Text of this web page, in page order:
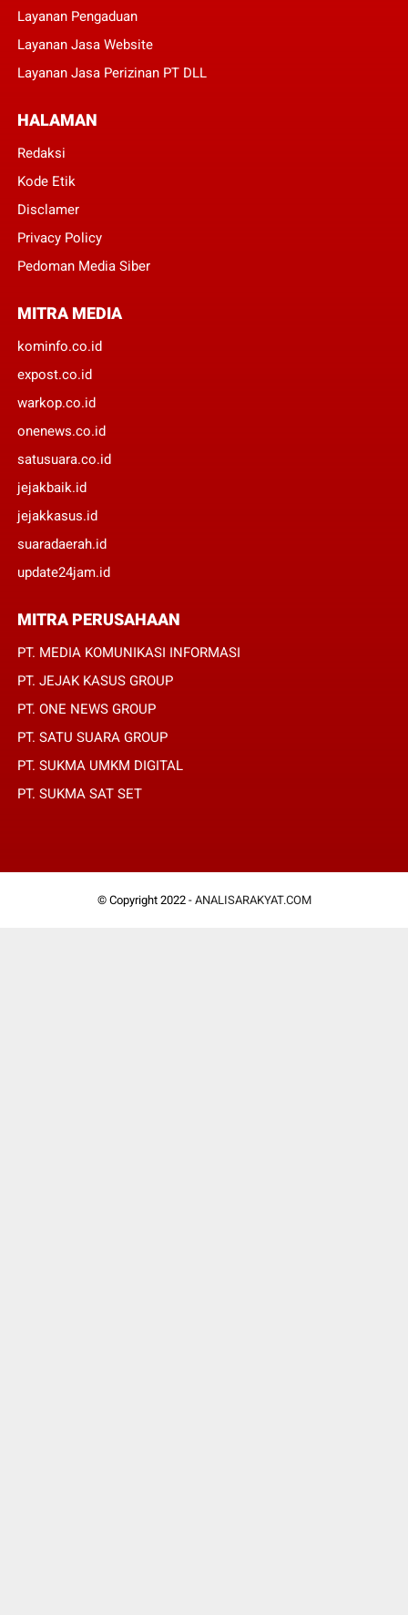
Layanan Pengaduan
Layanan Jasa Website
Layanan Jasa Perizinan PT DLL
HALAMAN
Redaksi
Kode Etik
Disclamer
Privacy Policy
Pedoman Media Siber
MITRA MEDIA
kominfo.co.id
expost.co.id
warkop.co.id
onenews.co.id
satusuara.co.id
jejakbaik.id
jejakkasus.id
suaradaerah.id
update24jam.id
MITRA PERUSAHAAN
PT. MEDIA KOMUNIKASI INFORMASI
PT. JEJAK KASUS GROUP
PT. ONE NEWS GROUP
PT. SATU SUARA GROUP
PT. SUKMA UMKM DIGITAL
PT. SUKMA SAT SET
© Copyright 2022 - ANALISARAKYAT.COM